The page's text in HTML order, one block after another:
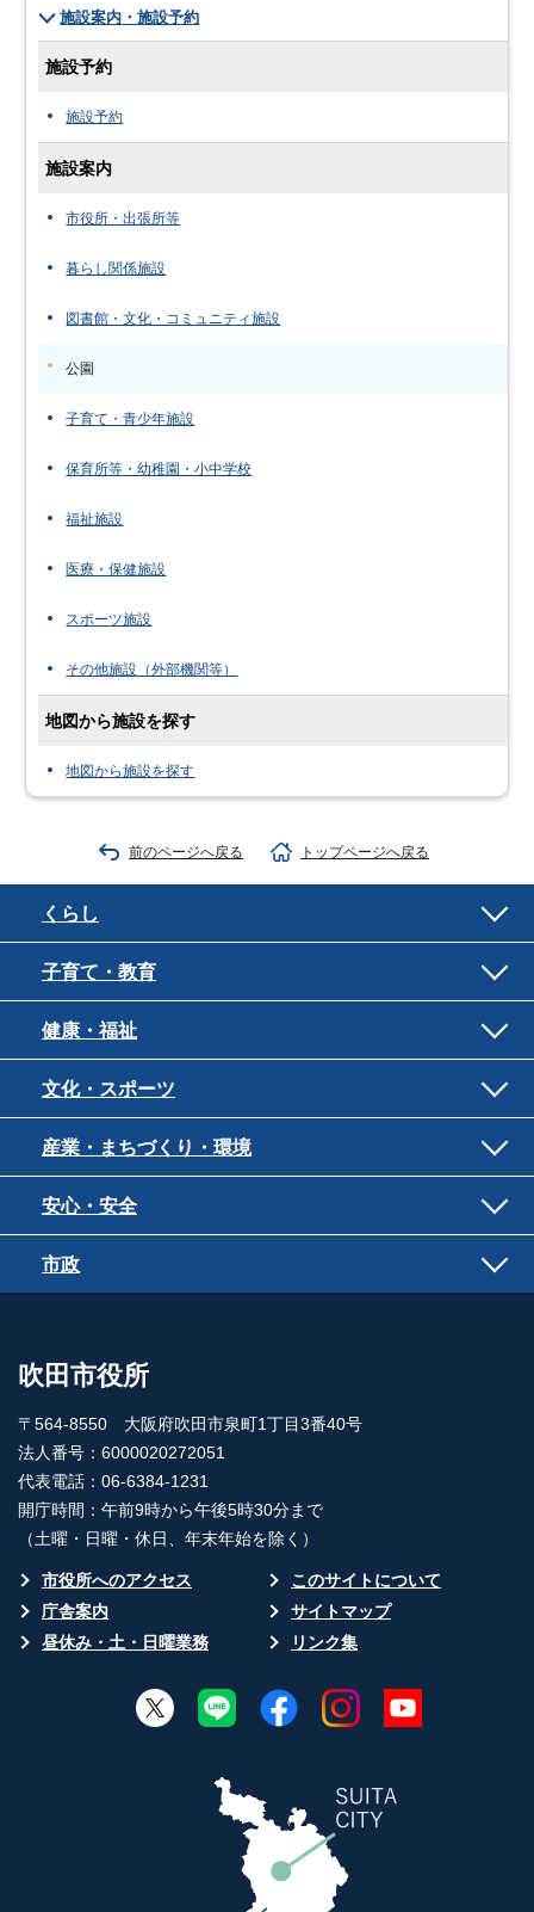
施設案内・施設予約
施設予約
施設予約
施設案内
市役所・出張所等
暮らし関係施設
図書館・文化・コミュニティ施設
公園
子育て・青少年施設
保育所等・幼稚園・小中学校
福祉施設
医療・保健施設
スポーツ施設
その他施設（外部機関等）
地図から施設を探す
地図から施設を探す
前のページへ戻る トップページへ戻る
くらし
子育て・教育
健康・福祉
文化・スポーツ
産業・まちづくり・環境
安心・安全
市政
吹田市役所
〒564-8550 大阪府吹田市泉町1丁目3番40号
法人番号：6000020272051
代表電話：06-6384-1231
開庁時間：午前9時から午後5時30分まで
（土曜・日曜・休日、年末年始を除く）
市役所へのアクセス
このサイトについて
庁舎案内
サイトマップ
昼休み・土・日曜業務
リンク集